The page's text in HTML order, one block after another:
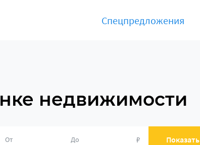
Спецпредложения
недвижимости
₽ Показать